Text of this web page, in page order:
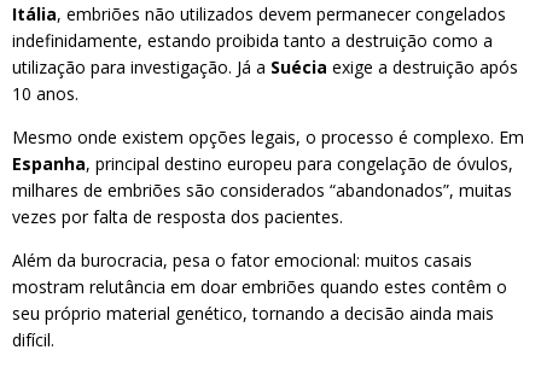
Itália, embriões não utilizados devem permanecer congelados
indefinidamente, estando proibida tanto a destruição como a
utilização para investigação. Já a Suécia exige a destruição após
10 anos.
Mesmo onde existem opções legais, o processo é complexo. Em
Espanha, principal destino europeu para congelação de óvulos,
milhares de embriões são considerados “abandonados”, muitas
vezes por falta de resposta dos pacientes.
Além da burocracia, pesa o fator emocional: muitos casais
mostram relutância em doar embriões quando estes contêm o
seu próprio material genético, tornando a decisão ainda mais
difícil.